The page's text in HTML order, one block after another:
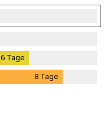
6Tage
8 Tage